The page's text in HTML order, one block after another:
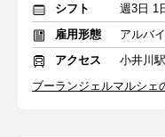
シフト
週3日 1
雇用形態
アルバ
アクセス
小井川
ブーランジェルマルシェ